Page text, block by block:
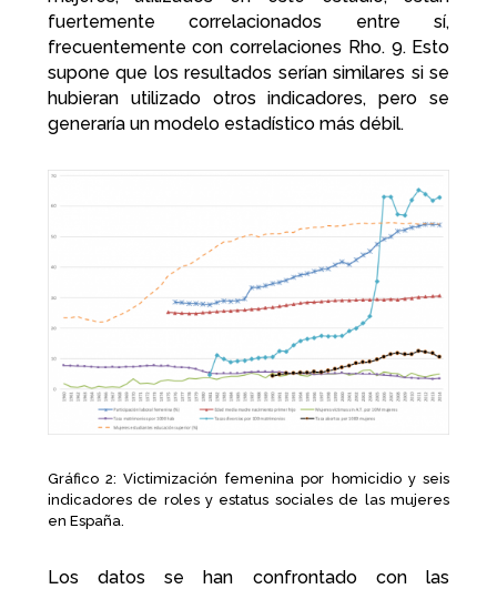
fuertemente correlacionados entre sí,
frecuentemente con correlaciones Rho. 9. Esto
supone que los resultados serían similares si se
hubieran utilizado otros indicadores, pero se
generaría un modelo estadístico más débil.
Gráfico 2: Victimización femenina por homicidio y seis
indicadores de roles y estatus sociales de las mujeres
en España.
Los datos se han confrontado con las